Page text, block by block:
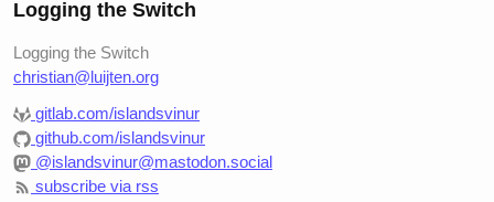
Logging the Switch
Logging the Switch
christian@luijten.org
gitlab.com/islandsvinur
github.com/islandsvinur
@islandsvinur@mastodon.social
subscribe via rss